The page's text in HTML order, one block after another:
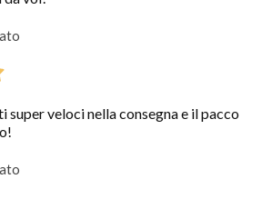
super veloci nella consegna e il pacco